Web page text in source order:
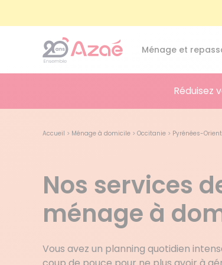
Ménage et
Réduisez
Accueil > Ménage à domicile > Occitanie > Pyrénées-
Nos services
ménage à
Vous avez un planning quotidien